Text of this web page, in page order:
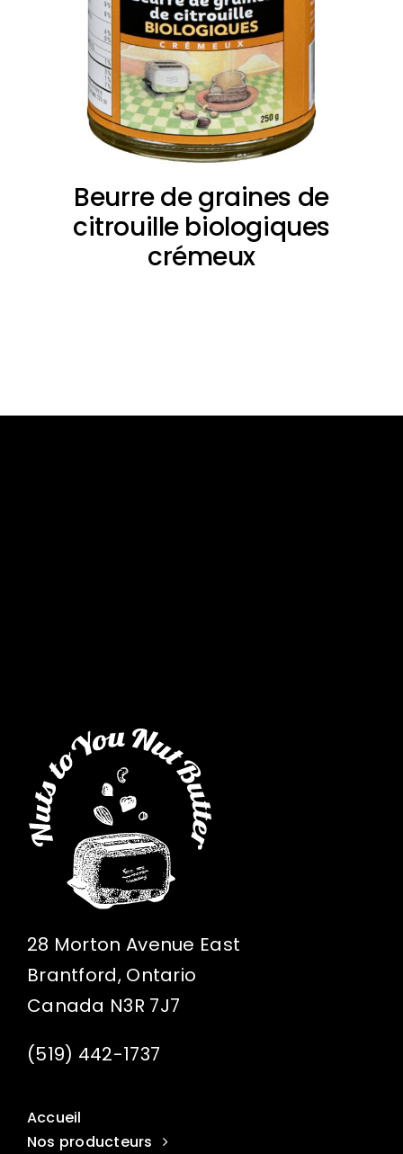
Beurre de graines de
citrouille biologiques
crémeux
28 Morton Avenue East
Brantford, Ontario
Canada N3R 7J7
(519) 442-1737
Accueil
Nos producteurs